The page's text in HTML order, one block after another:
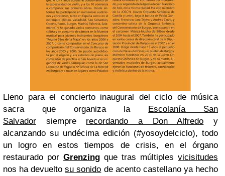
Lleno para el concierto inaugural del ciclo de música
sacra que organiza la Escolanía San
Salvador siempre recordando a Don Alfredo y
alcanzando su undécima edición (#yosoydelciclo), todo
un logro en estos tiempos de crisis, en el órgano
restaurado por Grenzing que tras múltiples vicisitudes
nos ha devueltosu sonido de acento castellano ya hecho